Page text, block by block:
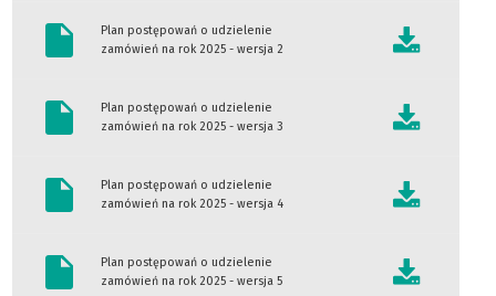
Pomorskie
Centrum
Pulmonologii
Plan postępowań o udzielenie
zamówień na rok 2025 - wersja 2
Plan postępowań o udzielenie
zamówień na rok 2025 - wersja 3
Plan postępowań o udzielenie
zamówień na rok 2025 - wersja 4
Plan postępowań o udzielenie
zamówień na rok 2025 - wersja 5